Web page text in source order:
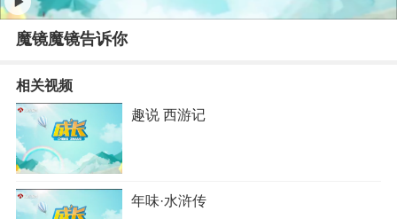
魔镜魔镜告诉你
相关视频
趣说 西游记
年味·水浒传